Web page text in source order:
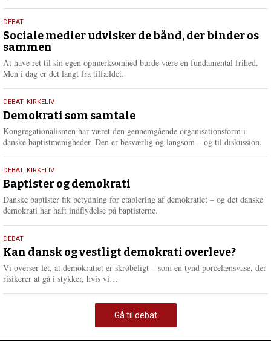
18.
maj
2026
DEBAT
Sociale medier udvisker de bånd, der binder os
sammen
At have ret til sin egen opmærksomhed burde være en fundamental frihed.
Men i dag er det langt fra tilfældet.
18.
maj
2026
DEBAT, KIRKELIV
Demokrati som samtale
Kongregationalismen har været den gennemgående organisationsform i
danske baptistmenigheder. Den er besværlig og langsom – og til diskussion.
18.
maj
2026
DEBAT, KIRKELIV
Baptister og demokrati
Danske baptister fik betydning for etablering af demokratiet – og det danske
demokrati har haft indflydelse på baptisterne.
18.
maj
2026
DEBAT
Kan dansk og vestligt demokrati overleve?
Vi overser let, at demokratiet er skrøbeligt – som en tynd porcelænsvase, der
risikerer at gå i stykker, hvis vi…
m
e
e
Gå til debat